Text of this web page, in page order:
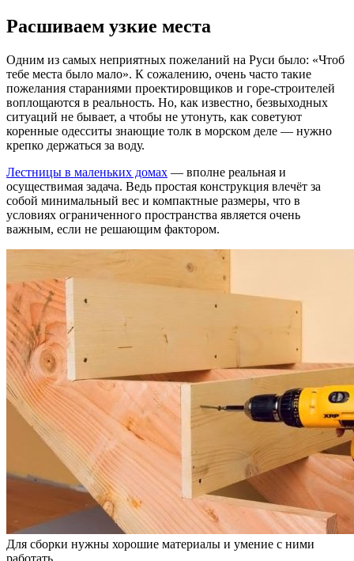
Расшиваем узкие места
Одним из самых неприятных пожеланий на Руси было: «Чтоб
тебе места было мало». К сожалению, очень часто такие
пожелания стараниями проектировщиков и горе-строителей
воплощаются в реальность. Но, как известно, безвыходных
ситуаций не бывает, а чтобы не утонуть, как советуют
коренные одесситы знающие толк в морском деле — нужно
крепко держаться за воду.
Лестницы в маленьких домах — вполне реальная и
осуществимая задача. Ведь простая конструкция влечёт за
собой минимальный вес и компактные размеры, что в
условиях ограниченного пространства является очень
важным, если не решающим фактором.
Для сборки нужны хорошие материалы и умение с ними
работать